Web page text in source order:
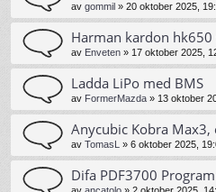
av gommil » 20 oktober 2025,
Harman kardon
av Enveten » 17 oktober 2025,
Ladda LiPo med BMS
av FormerMazda » 13 oktober
Anycubic Kobra Max3,
av TomasL » 6 oktober 2025,
Difa PDF3700